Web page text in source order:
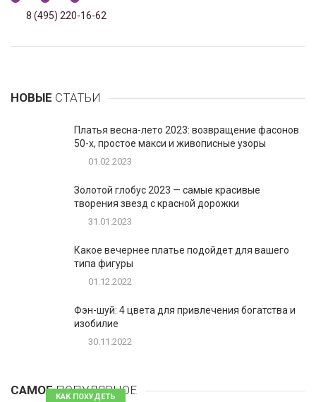
8 (495) 220-16-62
НОВЫЕ СТАТЬИ
Платья весна-лето 2023: возвращение фасонов
50-х, простое макси и живописные узоры
01.02.2023
Золотой глобус 2023 — самые красивые
творения звезд с красной дорожки
31.01.2023
Какое вечернее платье подойдет для вашего
типа фигуры
01.12.2022
Фэн-шуй: 4 цвета для привлечения богатства и
изобилие
30.11.2022
САМОЕПОПУЛЯРНОЕ
КАК ПОХУДЕТЬ 81 комментарий